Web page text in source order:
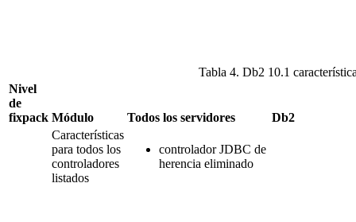
Tabla 4. Db2 10.1
Nivel
de
fixpack Módulo Todos los servidores Db2
Características
para todos los
controladores
listados
controlador JDBC de
herencia eliminado